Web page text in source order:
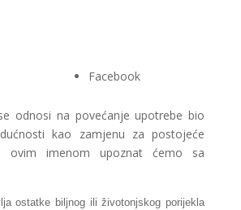
Facebook
odnosi na povećanje upotrebe bio
kao zamjenu za postojeće
ovim imenom upoznat ćemo sa
ostatke biljnog ili životonjskog porijekla